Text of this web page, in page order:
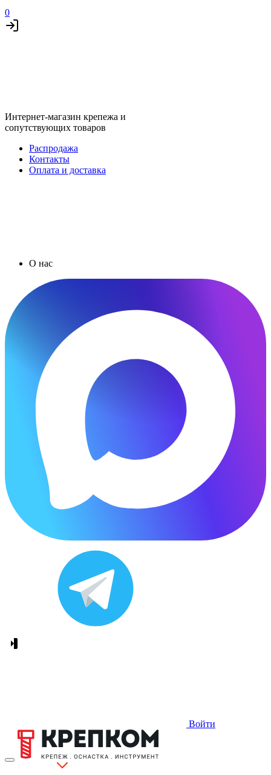
0
Интернет-магазин крепежа и
сопутствующих товаров
Распродажа
Контакты
Оплата и доставка
О нас
Войти